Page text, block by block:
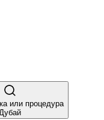
или процедура